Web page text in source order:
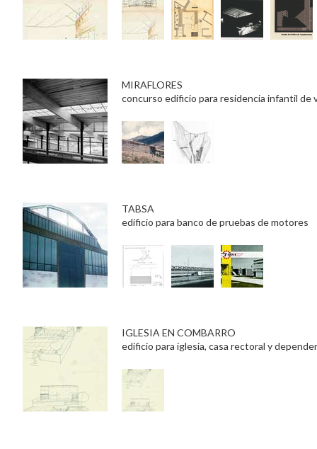
MIRAFLORES
concurso edificio para residencia infantil de
TABSA
edificio para banco de pruebas de motores
IGLESIA EN COMBARRO
edificio para iglesia, casa rectoral y